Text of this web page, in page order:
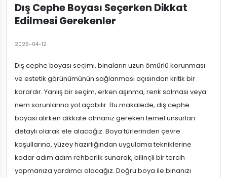
Dış Cephe Boyası Seçerken Dikkat
Edilmesi Gerekenler
2026-04-12
Dış cephe boyası seçimi, binaların uzun ömürlü korunması
ve estetik görünümünün sağlanması açısından kritik bir
karardır. Yanlış bir seçim, erken aşınma, renk solması veya
nem sorunlarına yol açabilir. Bu makalede, dış cephe
boyası alırken dikkate almanız gereken temel unsurları
detaylı olarak ele alacağız. Boya türlerinden çevre
koşullarına, yüzey hazırlığından uygulama tekniklerine
kadar adım adım rehberlik sunarak, bilinçli bir tercih
yapmanıza yardımcı olacağız. Doğru boya ile binanızı